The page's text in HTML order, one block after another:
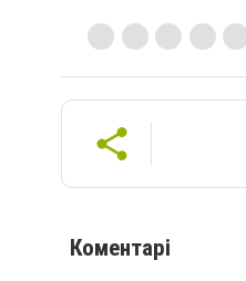
Коментарі